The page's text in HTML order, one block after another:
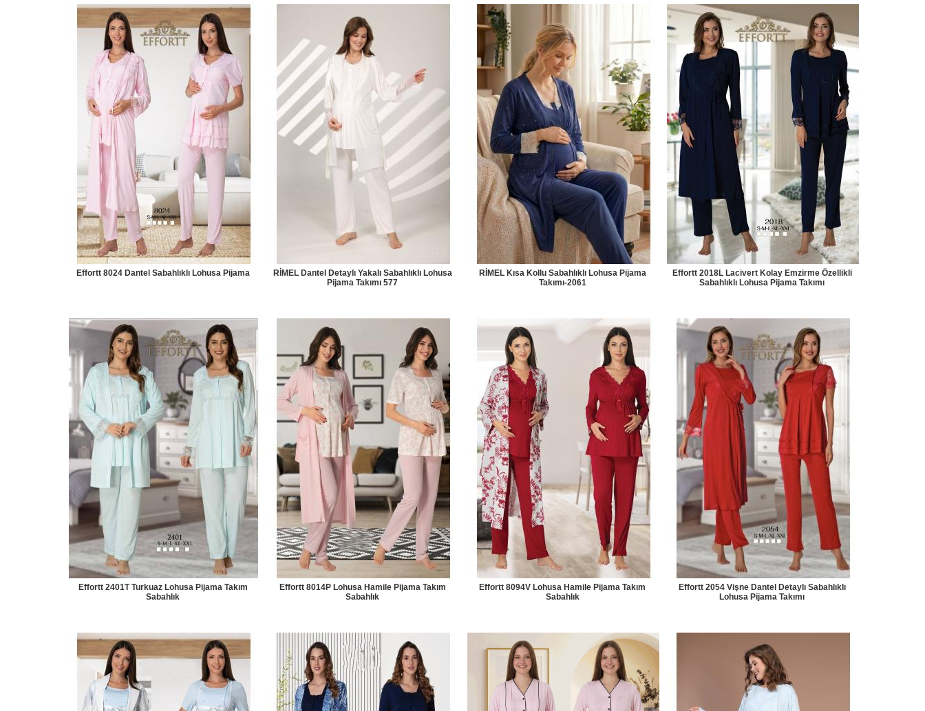
Effortt 8024 Dantel Sabahlıklı Lohusa Pijama
RİMEL Dantel Detaylı Yakalı Sabahlıklı Lohusa
Pijama Takımı 577
RİMEL Kısa Kollu Sabahlıklı Lohusa Pijama
Takımı-2061
Effortt 2018L Lacivert Kolay Emzirme Özellikli
Sabahlıklı Lohusa Pijama Takımı
Effortt 2401T Turkuaz Lohusa Pijama Takım
Sabahlık
Effortt 8014P Lohusa Hamile Pijama Takım
Sabahlık
Effortt 8094V Lohusa Hamile Pijama Takım
Sabahlık
Effortt 2054 Vişne Dantel Detaylı Sabahlıklı
Lohusa Pijama Takımı